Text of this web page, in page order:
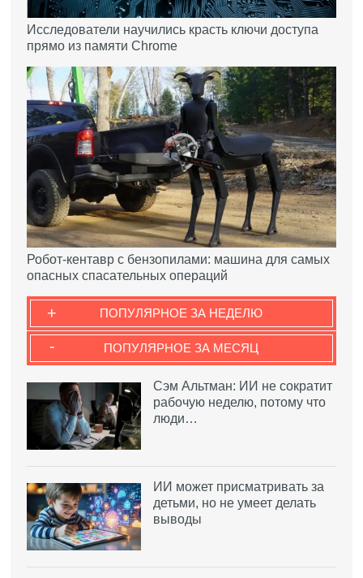
Исследователи научились красть ключи доступа
прямо из памяти Chrome
Робот-кентавр с бензопилами: машина для самых
опасных спасательных операций
ПОПУЛЯРНОЕ ЗА НЕДЕЛЮ
+
ПОПУЛЯРНОЕ ЗА МЕСЯЦ
-
Сэм Альтман: ИИ не сократит
рабочую неделю, потому что
люди…
ИИ может присматривать за
детьми, но не умеет делать
выводы